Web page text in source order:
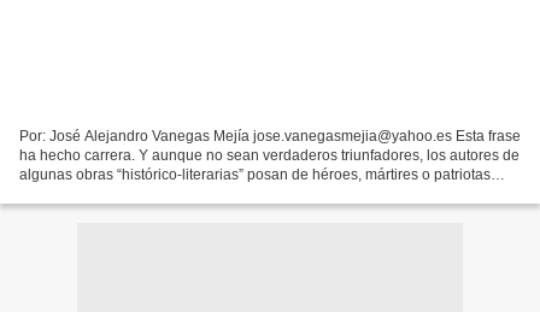
Por: José Alejandro Vanegas Mejía jose.vanegasmejia@yahoo.es Esta frase
ha hecho carrera. Y aunque no sean verdaderos triunfadores, los autores de
algunas obras “histórico-literarias” posan de héroes, mártires o patriotas